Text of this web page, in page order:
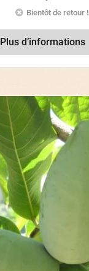
Bientôt de retour !
Plus d’informations